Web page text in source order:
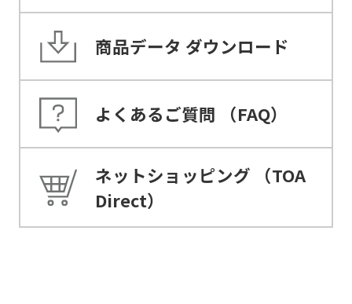
商品データ ダウンロード
よくあるご質問 （FAQ）
ネットショッピング （TOA
Direct）